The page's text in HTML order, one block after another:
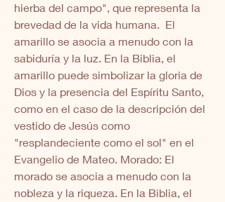
hierba del campo", que representa la
brevedad de la vida humana.  El
amarillo se asocia a menudo con la
sabiduría y la luz. En la Biblia, el
amarillo puede simbolizar la gloria de
Dios y la presencia del Espíritu Santo,
como en el caso de la descripción del
vestido de Jesús como
"resplandeciente como el sol" en el
Evangelio de Mateo. Morado: El
morado se asocia a menudo con la
nobleza y la riqueza. En la Biblia, el